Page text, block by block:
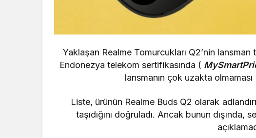
Yaklaşan Realme Tomurcukları Q2’nin
Endonezya telekom sertifikasında (
lansmanın çok uzakta
Liste, ürünün Realme Buds Q2 olarak
taşıdığını doğruladı. Ancak bunun